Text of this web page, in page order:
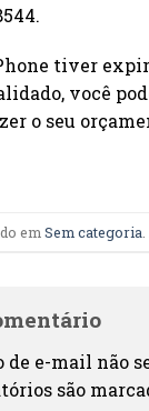
tiver
você
o seu
em Sem categoria
de e-mail não
são